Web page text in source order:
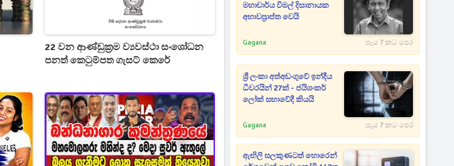
22 වන ආණ්ඩුක්‍රම ව්‍යවස්ථා සංශෝධන
පනත් කෙටුම්පත ගැසට් කෙරේ
මහාචාර්ය විමල් දිසානායක
අභාවප්‍රාප්ත වෙයි
Gagana පැය 7 කට පෙර
ශ්‍රී ලංකා අත්අඩංගුවේ ඉන්දීය
ධීවරයින් 27ක් - ජයිශංකර්
ලෝක් සභාවේදී කියයි
Gagana පැය 7 කට පෙර
ඇඟිලි සලකුණටත් හොරෙන්